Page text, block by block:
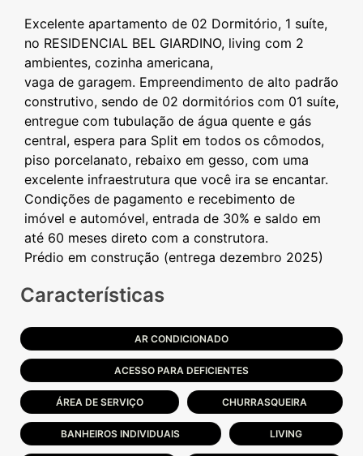
Excelente apartamento de 02 Dormitório, 1 suíte,
no RESIDENCIAL BEL GIARDINO, living com 2
ambientes, cozinha americana,
vaga de garagem. Empreendimento de alto padrão
construtivo, sendo de 02 dormitórios com 01 suíte,
entregue com tubulação de água quente e gás
central, espera para Split em todos os cômodos,
piso porcelanato, rebaixo em gesso, com uma
excelente infraestrutura que você ira se encantar.
Condições de pagamento e recebimento de
imóvel e automóvel, entrada de 30% e saldo em
até 60 meses direto com a construtora.
Características
AR CONDICIONADO
ACESSO PARA DEFICIENTES
ÁREA DE SERVIÇO CHURRASQUEIRA
BANHEIROS INDIVIDUAIS LIVING